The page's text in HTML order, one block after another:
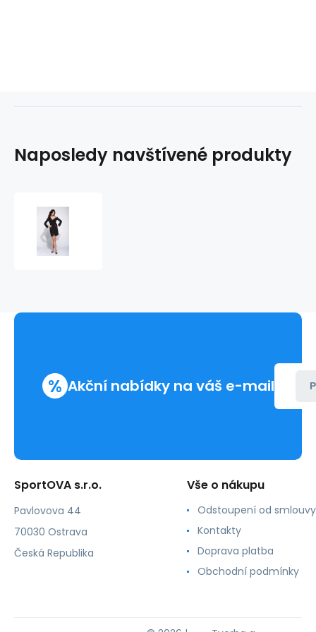
Naposledy navštívené produkty
% Akční nabídky na váš e-mail
SportOVA s.r.o.
Pavlovova 44
70030 Ostrava
Česká Republika
Vše o nákupu
Odstoupení od smlouvy
Kontakty
Doprava platba
Obchodní podmínky